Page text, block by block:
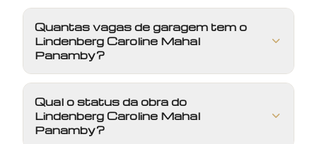
Quantas vagas de garagem tem o
Lindenberg Caroline Mahal
Panamby?
Qual o status da obra do
Lindenberg Caroline Mahal
Panamby?